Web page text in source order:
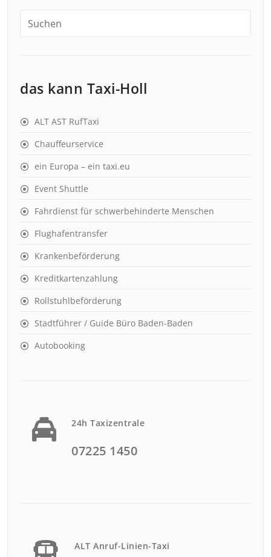
das kann Taxi-Holl
ALT AST RufTaxi
Chauffeurservice
ein Europa – ein taxi.eu
Event Shuttle
Fahrdienst für schwerbehinderte Menschen
Flughafentransfer
Krankenbeförderung
Kreditkartenzahlung
Rollstuhlbeförderung
Stadtführer / Guide Büro Baden-Baden
Autobooking
24h Taxizentrale
07225 1450
ALT Anruf-Linien-Taxi